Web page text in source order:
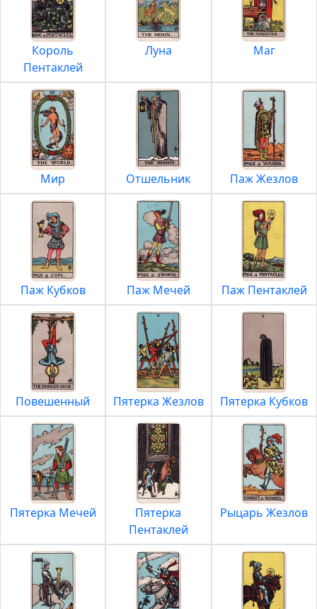
Король
Пентаклей
Луна Маг
Мир Отшельник Паж Жезлов
Паж Кубков Паж Мечей Паж Пентаклей
Повешенный Пятерка Жезлов Пятерка Кубков
Пятерка Мечей
Пятерка
Пентаклей
Рыцарь Жезлов